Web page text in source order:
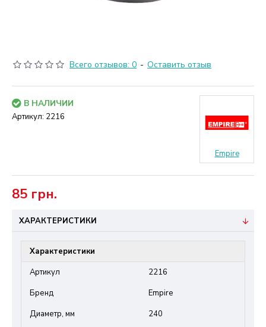
Всего отзывов: 0 - Оставить отзыв
85 грн.
В НАЛИЧИИ
Артикул: 2216
Empire
ХАРАКТЕРИСТИКИ
Характеристики
Артикул
2216
Бренд
Empire
Диаметр, мм
240